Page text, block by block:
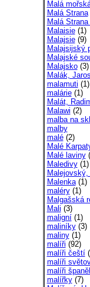
Malá
Malá Strana
Malá
Malaisie(1)
Malajsie(9)
Malajsijský
Malajské
Malajsko(3)
Malák,
malamuti (1)
malárie(1)
Malát,
Malawi (2)
malba na
malby
malé(2)
Malé
Malé laviny
Maledivy(1)
Malenka(1)
maléry(1)
Malgašská
Mali (3)
maligní(1)
maliníky(3)
maliny(1)
malíři (92)
malíři čeští
malíři
malíři
malířky(7)